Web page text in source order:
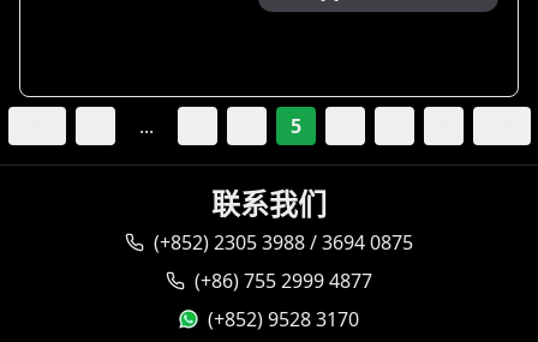
... 5
联系我们
(+852) 2305 3988 / 3694 0875
(+86) 755 2999 4877
(+852) 9528 3170